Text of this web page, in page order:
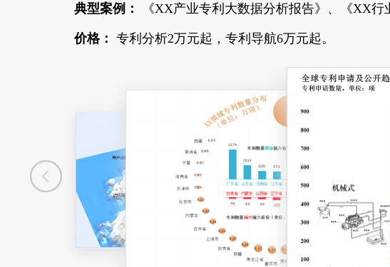
典型案例： 《XX产业专利大数据分析报告》、《XX
价格： 专利分析2万元起，专利导航6万元起。